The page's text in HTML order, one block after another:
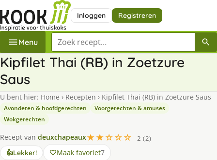
Inloggen Registreren
Menu Zoek een recept
Kipfilet Thai (RB) in Zoetzure
Saus
U bent hier: Home › Recepten › Kipfilet Thai (RB) in Zoetzure Saus
Avondeten & hoofdgerechten
Voorgerechten & amuses
Wokgerechten
Recept van deuxchapeaux★★☆☆☆
2 (2)
👍Lekker! Maak favoriet7